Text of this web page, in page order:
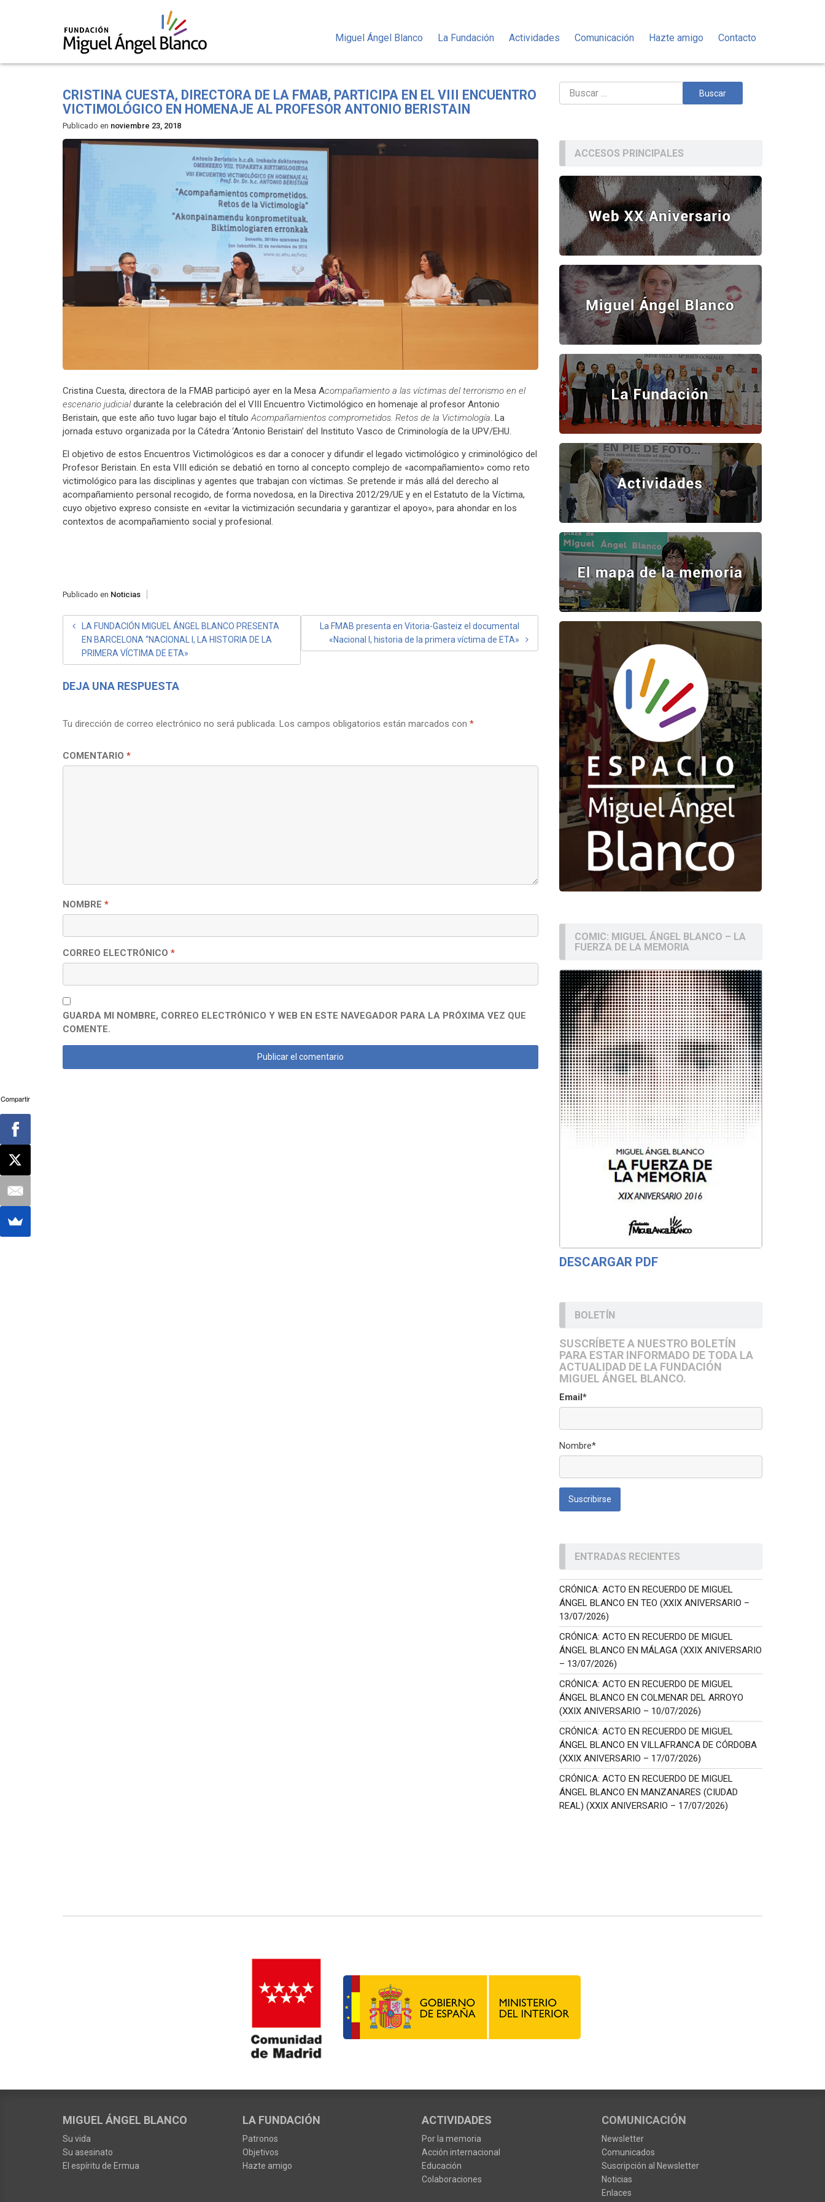
Miguel Ángel Blanco La Fundación Actividades Comunicación Hazte amigo Contacto
CRISTINA CUESTA, DIRECTORA DE LA FMAB, PARTICIPA EN EL VIII ENCUENTRO
VICTIMOLÓGICO EN HOMENAJE AL PROFESOR ANTONIO BERISTAIN
Publicado en noviembre 23, 2018
Cristina Cuesta, directora de la FMAB participó ayer en la Mesa Acompañamiento a las víctimas del terrorismo en el
escenario judicialdurante la celebración del el VIII Encuentro Victimológico en homenaje al profesor Antonio
Beristain, que este año tuvo lugar bajo el títuloAcompañamientos comprometidos. Retos de la Victimología. La
jornada estuvo organizada por la Cátedra ‘Antonio Beristain’ del Instituto Vasco de Criminología de la UPV/EHU.
El objetivo de estos Encuentros Victimológicos es dar a conocer y difundir el legado victimológico y criminológico del
Profesor Beristain. En esta VIII edición se debatió en torno al concepto complejo de «acompañamiento» como reto
victimológico para las disciplinas y agentes que trabajan con víctimas. Se pretende ir más allá del derecho al
acompañamiento personal recogido, de forma novedosa, en la Directiva 2012/29/UE y en el Estatuto de la Víctima,
cuyo objetivo expreso consiste en «evitar la victimización secundaria y garantizar el apoyo», para ahondar en los
contextos de acompañamiento social y profesional.
Publicado en Noticias
NAVEGACIÓN
ENTRADAS
LA FUNDACIÓN MIGUEL ÁNGEL BLANCO PRESENTA
EN BARCELONA “NACIONAL I, LA HISTORIA DE LA
PRIMERA VÍCTIMA DE ETA»
La FMAB presenta en Vitoria-Gasteiz el documental
«Nacional I, historia de la primera víctima de ETA»
DEJA UNA RESPUESTA
Tu dirección de correo electrónico no será publicada. Los campos obligatorios están marcados con *
COMENTARIO *
NOMBRE *
CORREO ELECTRÓNICO *
GUARDA MI NOMBRE, CORREO ELECTRÓNICO Y WEB EN ESTE NAVEGADOR PARA LA PRÓXIMA VEZ QUE
COMENTE.
Buscar:
ACCESOS PRINCIPALES
COMIC: MIGUEL ÁNGEL BLANCO – LA
FUERZA DE LA MEMORIA
DESCARGAR PDF
BOLETÍN
SUSCRÍBETE A NUESTRO BOLETÍN
PARA ESTAR INFORMADO DE TODA LA
ACTUALIDAD DE LA FUNDACIÓN
MIGUEL ÁNGEL BLANCO.
Email*
Nombre*
ENTRADAS RECIENTES
CRÓNICA: ACTO EN RECUERDO DE MIGUEL
ÁNGEL BLANCO EN TEO (XXIX ANIVERSARIO –
13/07/2026)
CRÓNICA: ACTO EN RECUERDO DE MIGUEL
ÁNGEL BLANCO EN MÁLAGA (XXIX ANIVERSARIO
– 13/07/2026)
CRÓNICA: ACTO EN RECUERDO DE MIGUEL
ÁNGEL BLANCO EN COLMENAR DEL ARROYO
(XXIX ANIVERSARIO – 10/07/2026)
CRÓNICA: ACTO EN RECUERDO DE MIGUEL
ÁNGEL BLANCO EN VILLAFRANCA DE CÓRDOBA
(XXIX ANIVERSARIO – 17/07/2026)
CRÓNICA: ACTO EN RECUERDO DE MIGUEL
ÁNGEL BLANCO EN MANZANARES (CIUDAD
REAL) (XXIX ANIVERSARIO – 17/07/2026)
MIGUEL ÁNGEL BLANCO
Su vida
Su asesinato
El espíritu de Ermua
LA FUNDACIÓN
Patronos
Objetivos
Hazte amigo
ACTIVIDADES
Por la memoria
Acción internacional
Educación
Colaboraciones
COMUNICACIÓN
Newsletter
Comunicados
Suscripción al Newsletter
Noticias
Enlaces
Compartir